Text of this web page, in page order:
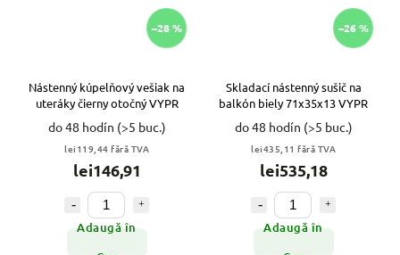
–28 %
Nástenný kúpelňový vešiak na
uteráky čierny otočný VYPR
do 48 hodín (>5 buc.)
lei119,44 fără TVA
lei146,91
Adaugă în
–26 %
Skladací nástenný sušič na
balkón biely 71x35x13 VYPR
do 48 hodín (>5 buc.)
lei435,11 fără TVA
lei535,18
Adaugă în